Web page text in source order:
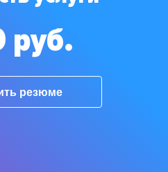
руб.
резюме